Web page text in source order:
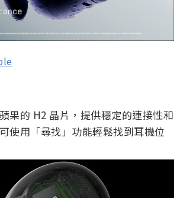
果的 H2 晶片，提供穩定的連接性和
使用「尋找」功能輕鬆找到耳機位